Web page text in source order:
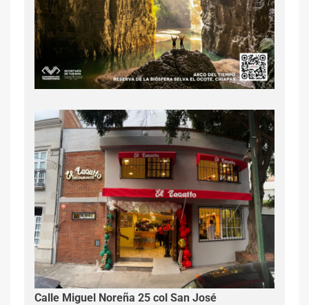
Calle Miguel Noreña 25 col San José